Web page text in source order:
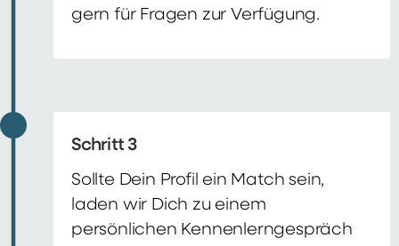
gern für Fragen zur Verfügung.
Schritt 3
Sollte Dein Profil ein Match sein,
laden wir Dich zu einem
persönlichen Kennenlerngespräch